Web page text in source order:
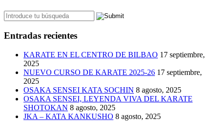
Entradas recientes
KARATE EN EL CENTRO DE BILBAO 17 septiembre,
2025
NUEVO CURSO DE KARATE 2025-26 17 septiembre,
2025
OSAKA SENSEI KATA SOCHIN 8 agosto, 2025
OSAKA SENSEI, LEYENDA VIVA DEL KARATE
SHOTOKAN 8 agosto, 2025
JKA – KATA KANKUSHO 8 agosto, 2025